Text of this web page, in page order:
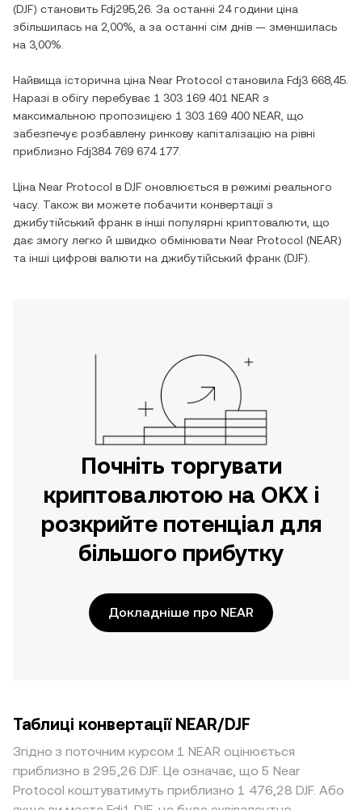
(DJF) становить Fdj295,26 . За останні 24 години ціна
збільшилась на 2,00% , а за останні сім днів — зменшилась
на 3,00%
Найвища історична ціна Near Protocol становила Fdj3 668,45
Наразі в обігу перебуває 1 303 169 401 NEAR з
максимальною пропозицією 1 303 169 400 NEAR , що
забезпечує розбавлену ринкову капіталізацію на рівні
приблизно Fdj384 769 674 177
Ціна Near Protocol в DJF оновлюється в режимі реального
часу. Також ви можете побачити конвертації з
джибутійський франк в інші популярні криптовалюти, що
дає змогу легко й швидко обмінювати Near Protocol (NEAR)
та інші цифрові валюти на джибутійський франк (DJF).
Почніть торгувати
криптовалютою на OKX і
розкрийте потенціал для
більшого прибутку
Докладніше про NEAR
Таблиці конвертації NEAR/DJF
Згідно з поточним курсом 1 NEAR оцінюється
приблизно в 295,26 DJF. Це означає, що 5 Near
Protocol коштуватимуть приблизно 1 476,28 DJF. Або